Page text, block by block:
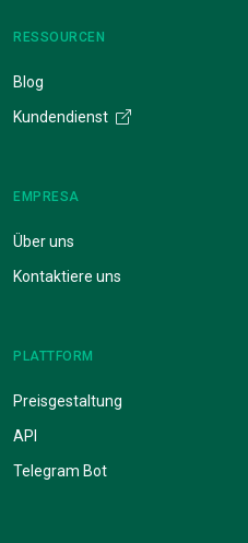
RESSOURCEN
Blog
Kundendienst
EMPRESA
Über uns
Kontaktiere uns
PLATTFORM
Preisgestaltung
API
Telegram Bot